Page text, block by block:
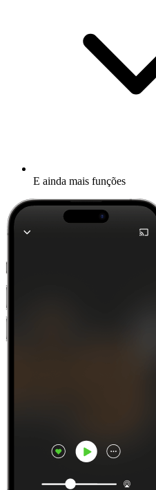
E ainda mais funções